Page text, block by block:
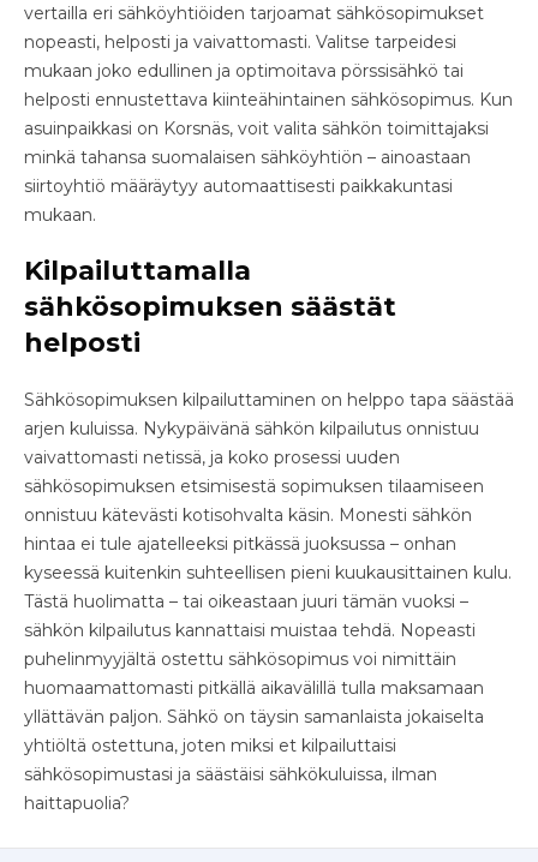
vertailla eri sähköyhtiöiden tarjoamat sähkösopimukset
nopeasti, helposti ja vaivattomasti. Valitse tarpeidesi
mukaan joko edullinen ja optimoitava pörssisähkö tai
helposti ennustettava kiinteähintainen sähkösopimus. Kun
asuinpaikkasi on Korsnäs, voit valita sähkön toimittajaksi
minkä tahansa suomalaisen sähköyhtiön – ainoastaan
siirtoyhtiö määräytyy automaattisesti paikkakuntasi
mukaan.
Kilpailuttamalla
sähkösopimuksen säästät
helposti
Sähkösopimuksen kilpailuttaminen on helppo tapa säästää
arjen kuluissa. Nykypäivänä sähkön kilpailutus onnistuu
vaivattomasti netissä, ja koko prosessi uuden
sähkösopimuksen etsimisestä sopimuksen tilaamiseen
onnistuu kätevästi kotisohvalta käsin. Monesti sähkön
hintaa ei tule ajatelleeksi pitkässä juoksussa – onhan
kyseessä kuitenkin suhteellisen pieni kuukausittainen kulu.
Tästä huolimatta – tai oikeastaan juuri tämän vuoksi –
sähkön kilpailutus kannattaisi muistaa tehdä. Nopeasti
puhelinmyyjältä ostettu sähkösopimus voi nimittäin
huomaamattomasti pitkällä aikavälillä tulla maksamaan
yllättävän paljon. Sähkö on täysin samanlaista jokaiselta
yhtiöltä ostettuna, joten miksi et kilpailuttaisi
sähkösopimustasi ja säästäisi sähkökuluissa, ilman
haittapuolia?